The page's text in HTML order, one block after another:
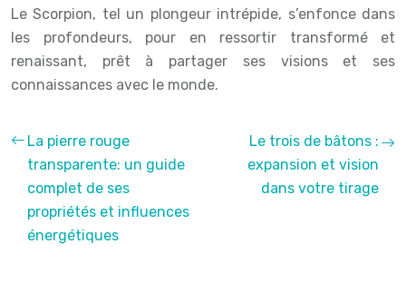
Le Scorpion, tel un plongeur intrépide, s’enfonce dans
les profondeurs, pour en ressortir transformé et
renaissant, prêt à partager ses visions et ses
connaissances avec le monde.
La pierre rouge
transparente: un guide
complet de ses
propriétés et influences
énergétiques
Le trois de bâtons :
expansion et vision
dans votre tirage